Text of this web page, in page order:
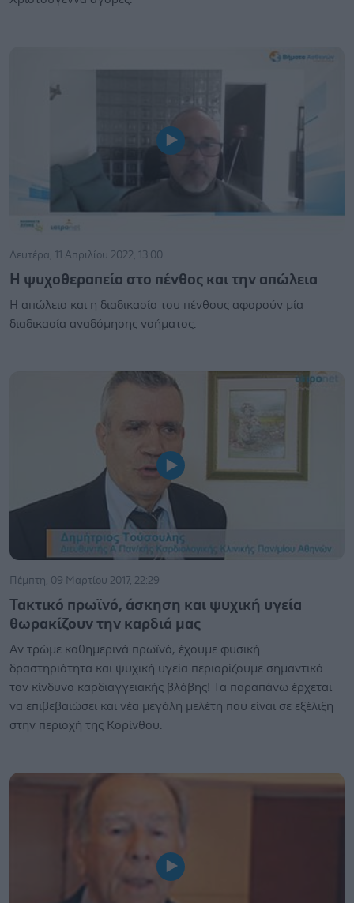
Δευτέρα, 11 Απριλίου 2022, 13:00
Η ψυχοθεραπεία στο πένθος και την απώλεια
Η απώλεια και η διαδικασία του πένθους αφορούν μία
διαδικασία αναδόμησης νοήματος.
Πέμπτη, 09 Μαρτίου 2017, 22:29
Τακτικό πρωϊνό, άσκηση και ψυχική υγεία
θωρακίζουν την καρδιά μας
Αν τρώμε καθημερινά πρωϊνό, έχουμε φυσική
δραστηριότητα και ψυχική υγεία περιορίζουμε σημαντικά
τον κίνδυνο καρδιαγγειακής βλάβης! Τα παραπάνω έρχεται
να επιβεβαιώσει και νέα μεγάλη μελέτη που είναι σε εξέλιξη
στην περιοχή της Κορίνθου.